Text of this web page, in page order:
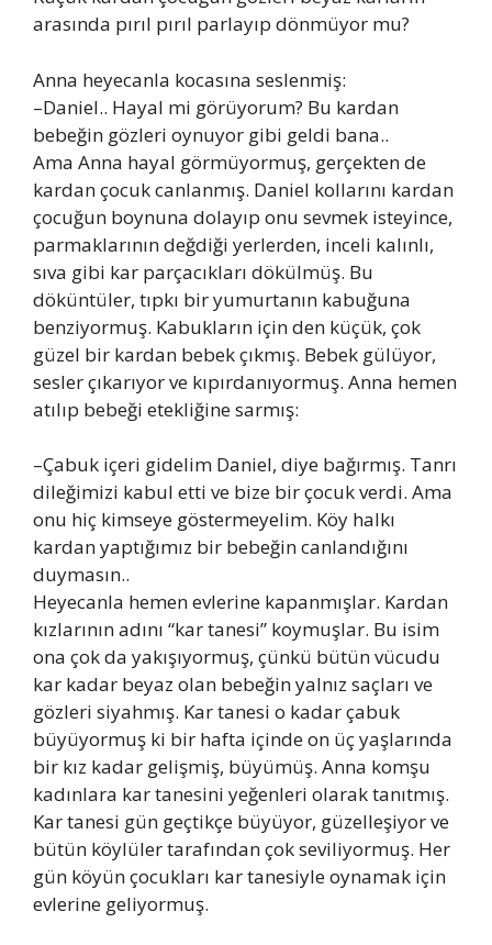
arasında pırıl pırıl parlayıp dönmüyor mu?
Anna heyecanla kocasına seslenmiş:
–Daniel.. Hayal mi görüyorum? Bu kardan
bebeğin gözleri oynuyor gibi geldi bana..
Ama Anna hayal görmüyormuş, gerçekten de
kardan çocuk canlanmış. Daniel kollarını kardan
çocuğun boynuna dolayıp onu sevmek isteyince,
parmaklarının değdiği yerlerden, inceli kalınlı,
sıva gibi kar parçacıkları dökülmüş. Bu
döküntüler, tıpkı bir yumurtanın kabuğuna
benziyormuş. Kabukların için den küçük, çok
güzel bir kardan bebek çıkmış. Bebek gülüyor,
sesler çıkarıyor ve kıpırdanıyormuş. Anna hemen
atılıp bebeği etekliğine sarmış:
–Çabuk içeri gidelim Daniel, diye bağırmış. Tanrı
dileğimizi kabul etti ve bize bir çocuk verdi. Ama
onu hiç kimseye göstermeyelim. Köy halkı
kardan yaptığımız bir bebeğin canlandığını
duymasın..
Heyecanla hemen evlerine kapanmışlar. Kardan
kızlarının adını “kar tanesi” koymuşlar. Bu isim
ona çok da yakışıyormuş, çünkü bütün vücudu
kar kadar beyaz olan bebeğin yalnız saçları ve
gözleri siyahmış. Kar tanesi o kadar çabuk
büyüyormuş ki bir hafta içinde on üç yaşlarında
bir kız kadar gelişmiş, büyümüş. Anna komşu
kadınlara kar tanesini yeğenleri olarak tanıtmış.
Kar tanesi gün geçtikçe büyüyor, güzelleşiyor ve
bütün köylüler tarafından çok seviliyormuş. Her
gün köyün çocukları kar tanesiyle oynamak için
evlerine geliyormuş.